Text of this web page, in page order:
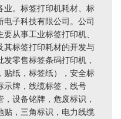
业。标签打印机耗材、标
子科技有限公司。公司
从事工业标签打印机、
其标签打印耗材的开发与
零售标签条码打印机，
贴纸，标签纸），安全标
示牌，线缆标签，线号
设备铭牌，危废标识，
贴，三角标识，电力线缆